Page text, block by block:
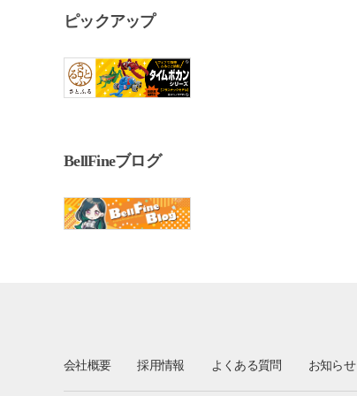
ピックアップ
BellFineブログ
会社概要 採用情報 よくある質問 お知らせ